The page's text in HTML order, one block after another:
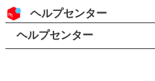
コンテンツにスキップ
ヘッダー
ヘルプセンター
検索
パンくずリスト
ヘルプセンター